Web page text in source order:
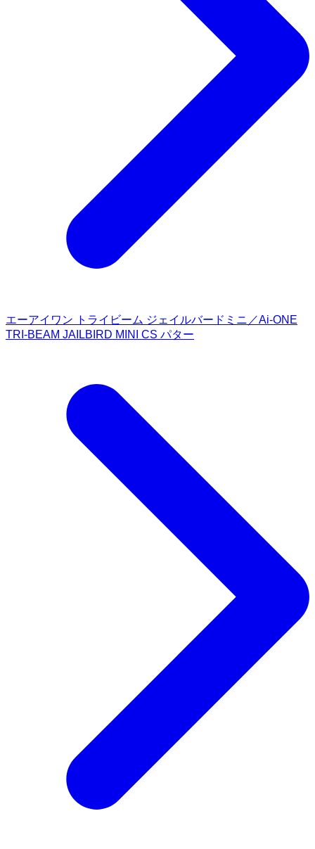
エーアイワン トライビーム ジェイルバードミニ／Ai-ONE
TRI-BEAM JAILBIRD MINI CS パター